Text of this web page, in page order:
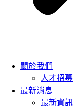
關於我們
人才招募
最新消息
最新資訊